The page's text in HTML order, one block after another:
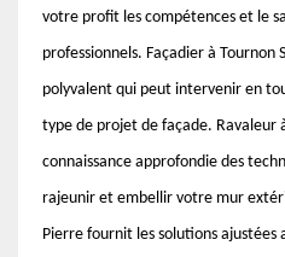
votre profit les compétences et le
professionnels. Façadier à Tournon
polyvalent qui peut intervenir en
type de projet de façade. Ravaleur
connaissance approfondie des
rajeunir et embellir votre mur
Pierre fournit les solutions ajustées